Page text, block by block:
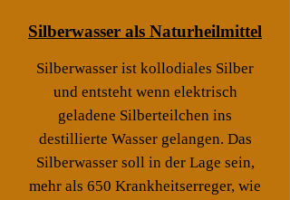
Silberwasser als Naturheilmittel
Silberwasser ist kollodiales Silber
und entsteht wenn elektrisch
geladene Silberteilchen ins
destillierte Wasser gelangen. Das
Silberwasser soll in der Lage sein,
mehr als 650 Krankheitserreger, wie